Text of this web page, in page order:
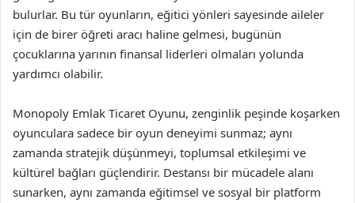
bulurlar. Bu tür oyunların, eğitici yönleri sayesinde aileler
için de birer öğreti aracı haline gelmesi, bugünün
çocuklarına yarının finansal liderleri olmaları yolunda
yardımcı olabilir.
Monopoly Emlak Ticaret Oyunu, zenginlik peşinde koşarken
oyunculara sadece bir oyun deneyimi sunmaz; aynı
zamanda stratejik düşünmeyi, toplumsal etkileşimi ve
kültürel bağları güçlendirir. Destansı bir mücadele alanı
sunarken, aynı zamanda eğitimsel ve sosyal bir platform